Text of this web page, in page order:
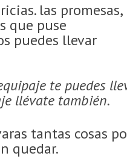
las promesas,
que puse
puedes llevar
te puedes
llévate también.
tantas cosas
quedar.